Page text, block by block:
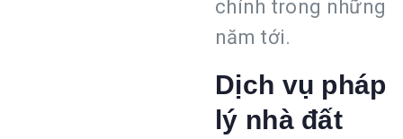
chính trong những
năm tới.
Dịch vụ pháp
lý nhà đất